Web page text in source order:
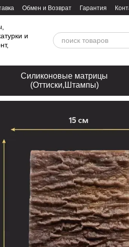
Обмен и Возврат Гарантия
Силиконовые матрицы
(Оттиски,Штампы)